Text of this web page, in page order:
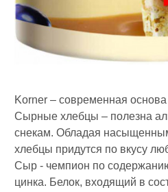
Korner – современная
Сырные хлебцы – полезна
снекам. Обладая
хлебцы придутся по вкусу
Сыр - чемпион по
цинка. Белок, входящий в